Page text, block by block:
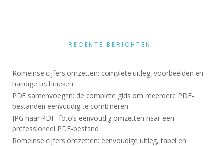
RECENTE BERICHTEN
Romeinse cijfers omzetten: complete uitleg, voorbeelden en
handige technieken
PDF samenvoegen: de complete gids om meerdere PDF-
bestanden eenvoudig te combineren
JPG naar PDF: foto’s eenvoudig omzetten naar een
professioneel PDF-bestand
Romeinse cijfers omzetten: eenvoudige uitleg, tabel en